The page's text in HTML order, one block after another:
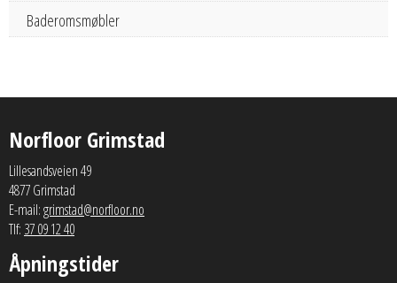
Baderomsmøbler
Norfloor Grimstad
Lillesandsveien 49
4877 Grimstad
E-mail:grimstad@norfloor.no
Tlf: 37 09 12 40
Åpningstider